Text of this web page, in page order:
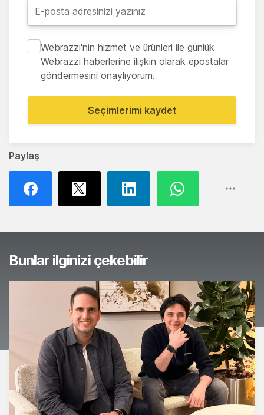
Paylaş
Webrazzi'nin hizmet ve ürünleri ile günlük
Webrazzi haberlerine ilişkin olarak epostalar
göndermesini onaylıyorum.
Seçimlerimi kaydet
Bunlar ilginizi çekebilir